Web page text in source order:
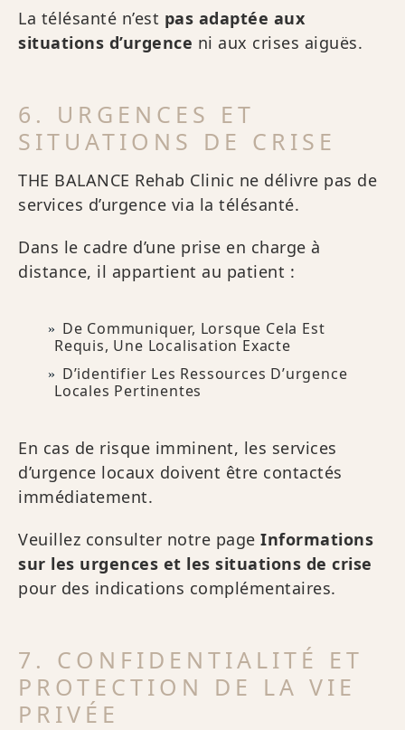
La télésanté n’est pas adaptée aux
situations d’urgence ni aux crises aiguës.
6. URGENCES ET
SITUATIONS DE CRISE
THE BALANCE Rehab Clinic ne délivre pas de
services d’urgence via la télésanté.
Dans le cadre d’une prise en charge à
distance, il appartient au patient :
De Communiquer, Lorsque Cela Est
Requis, Une Localisation Exacte
D’identifier Les Ressources D’urgence
Locales Pertinentes
En cas de risque imminent, les services
d’urgence locaux doivent être contactés
immédiatement.
Veuillez consulter notre page Informations
sur les urgences et les situations de crise
pour des indications complémentaires.
7. CONFIDENTIALITÉ ET
PROTECTION DE LA VIE
PRIVÉE